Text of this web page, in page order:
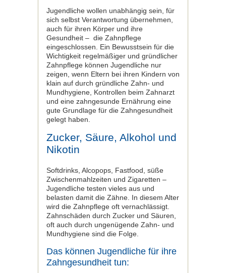
Jugendliche wollen unabhängig sein, für
sich selbst Verantwortung übernehmen,
auch für ihren Körper und ihre
Gesundheit – die Zahnpflege
eingeschlossen. Ein Bewusstsein für die
Wichtigkeit regelmäßiger und gründlicher
Zahnpflege können Jugendliche nur
zeigen, wenn Eltern bei ihren Kindern von
klain auf durch gründliche Zahn- und
Mundhygiene, Kontrollen beim Zahnarzt
und eine zahngesunde Ernährung eine
gute Grundlage für die Zahngesundheit
gelegt haben.
Zucker, Säure, Alkohol und
Nikotin
Softdrinks, Alcopops, Fastfood, süße
Zwischenmahlzeiten und Zigaretten –
Jugendliche testen vieles aus und
belasten damit die Zähne. In diesem Alter
wird die Zahnpflege oft vernachlässigt.
Zahnschäden durch Zucker und Säuren,
oft auch durch ungenügende Zahn- und
Mundhygiene sind die Folge.
Das können Jugendliche für ihre
Zahngesundheit tun: